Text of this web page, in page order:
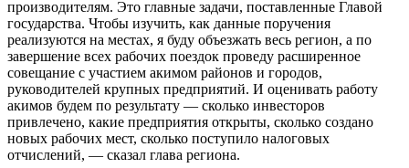
производителям. Это главные задачи, поставленные Главой
государства. Чтобы изучить, как данные поручения
реализуются на местах, я буду объезжать весь регион, а по
завершение всех рабочих поездок проведу расширенное
совещание с участием акимом районов и городов,
руководителей крупных предприятий. И оценивать работу
акимов будем по результату — сколько инвесторов
привлечено, какие предприятия открыты, сколько создано
новых рабочих мест, сколько поступило налоговых
отчислений, — сказал глава региона.